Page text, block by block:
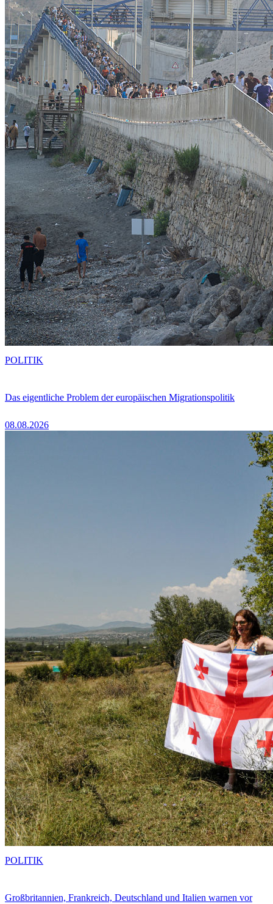
Das eigentliche Problem der europäischen Migrationspolitik
08.08.2026
POLITIK
Großbritannien, Frankreich, Deutschland und Italien warnen vor
POLITIK